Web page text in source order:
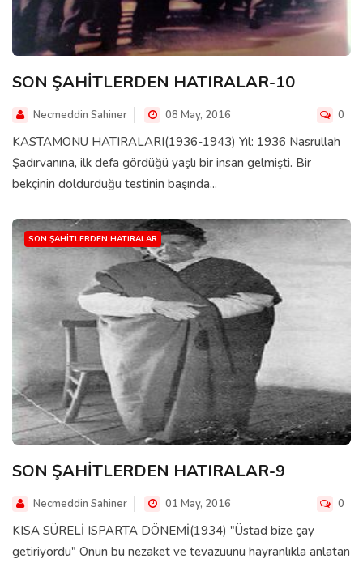
SON ŞAHİTLERDEN HATIRALAR-10
Necmeddin Sahiner 08 May, 2016 0
KASTAMONU HATIRALARI(1936-1943) Yıl: 1936 Nasrullah
Şadırvanına, ilk defa gördüğü yaşlı bir insan gelmişti. Bir
bekçinin doldurduğu testinin başında...
SON ŞAHITLERDEN HATIRALAR
SON ŞAHİTLERDEN HATIRALAR-9
Necmeddin Sahiner 01 May, 2016 0
KISA SÜRELİ ISPARTA DÖNEMİ(1934) "Üstad bize çay
getiriyordu" Onun bu nezaket ve tevazuunu hayranlıkla anlatan